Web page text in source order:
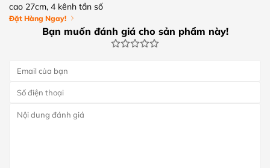
cao 27cm, 4 kênh tần số
Đặt Hàng Ngay!
Bạn muốn đánh giá cho sản phẩm này!